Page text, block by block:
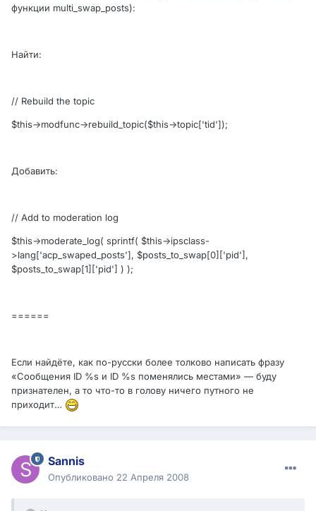
функции multi_swap_posts):
Найти:
// Rebuild the topic
$this->modfunc->rebuild_topic($this->topic['tid']);
Добавить:
// Add to moderation log
$this->moderate_log( sprintf( $this->ipsclass-
>lang['acp_swaped_posts'], $posts_to_swap[0]['pid'],
$posts_to_swap[1]['pid'] ) );
======
Если найдёте, как по-русски более толково написать фразу
«Сообщения ID %s и ID %s поменялись местами» — буду
признателен, а то что-то в голову ничего путного не
приходит…
Sannis
Опубликовано 22 Апреля 2008